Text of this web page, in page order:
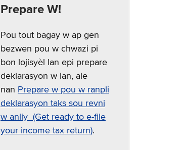
Prepare W!
Pou tout bagay w ap gen
bezwen pou w chwazi pi
bon lojisyèl lan epi prepare
deklarasyon w lan, ale
nan Prepare w pou w ranpli
deklarasyon taks sou revni
w anliy (Get ready to e-file
your income tax return).